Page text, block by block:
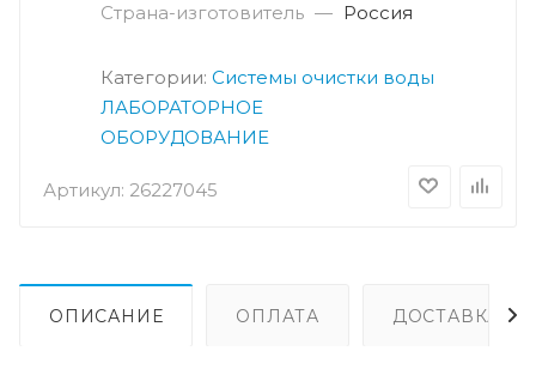
Артикул: 26227045
Страна-изготовитель — Россия
Категории: Системы очистки воды
ЛАБОРАТОРНОЕ
ОБОРУДОВАНИЕ
ОПИСАНИЕ ОПЛАТА ДОСТАВКА